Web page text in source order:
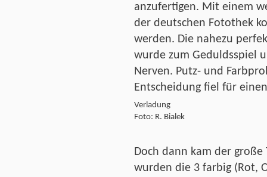
anzufertigen. Mit einem
der deutschen Fotothek
werden. Die nahezu
wurde zum Geduldsspiel
Nerven. Putz- und
Entscheidung fiel für
Verladung
Foto: R. Bialek
Doch dann kam der
wurden die 3 farbig (Rot,